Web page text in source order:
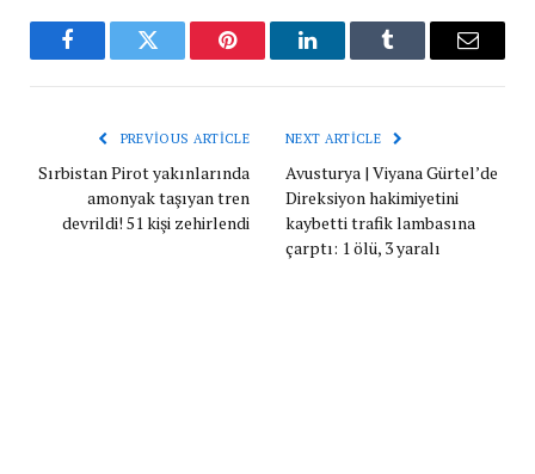
FacebookTwitter Pinterest LinkedInTumblr Email
PREVIOUS ARTICLE
Sırbistan Pirot yakınlarında
amonyak taşıyan tren
devrildi! 51 kişi zehirlendi
NEXT ARTICLE
Avusturya | Viyana Gürtel’de
Direksiyon hakimiyetini
kaybetti trafik lambasına
çarptı: 1 ölü, 3 yaralı